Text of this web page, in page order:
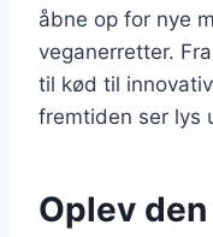
åbne op for nye
veganerretter.
til kød til
fremtiden ser lys
Oplev